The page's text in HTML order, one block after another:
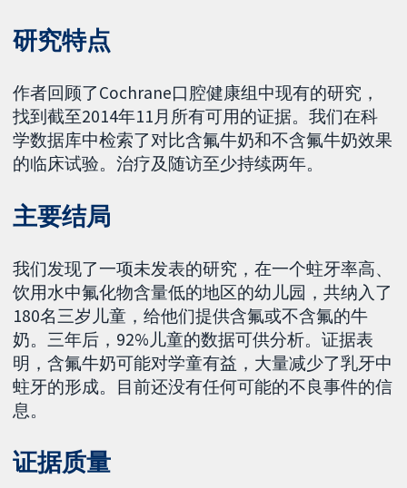
研究特点
作者回顾了Cochrane口腔健康组中现有的研究，
找到截至2014年11月所有可用的证据。我们在科
学数据库中检索了对比含氟牛奶和不含氟牛奶效果
的临床试验。治疗及随访至少持续两年。
主要结局
我们发现了一项未发表的研究，在一个蛀牙率高、
饮用水中氟化物含量低的地区的幼儿园，共纳入了
180名三岁儿童，给他们提供含氟或不含氟的牛
奶。三年后，92%儿童的数据可供分析。证据表
明，含氟牛奶可能对学童有益，大量减少了乳牙中
蛀牙的形成。目前还没有任何可能的不良事件的信
息。
证据质量